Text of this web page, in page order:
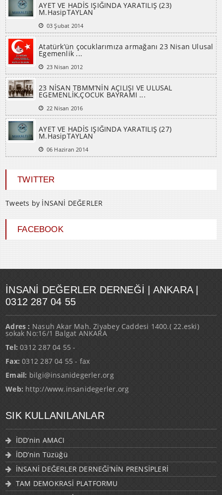
AYET VE HADİS IŞIĞINDA YARATILIŞ (23)
M.HasipTAYLAN
03 Şubat 2014
Atatürk’ün çocuklarımıza armağanı 23 Nisan Ulusal
Egemenlik ...
23 Nisan 2012
23 NİSAN TBMM’NİN AÇILIŞI VE ULUSAL
EGEMENLİK,ÇOCUK BAYRAMI ...
22 Nisan 2016
AYET VE HADİS IŞIĞINDA YARATILIŞ (27)
M.HasipTAYLAN
06 Haziran 2014
TWITTER
Tweets by İNSANİ DEĞERLER
FACEBOOK
İNSANI DEĞERLER DERNEĞI | ANKARA |
0312 287 04 55
Adres : Nasuh Akar Mah. Ziyabey Caddesi 1400.( 22.eski)
sokak No:16/1 Balgat ANKARA
Tel: 0312 287 04 55 -
Fax: 0312 287 04 55 - fax
Email: bilgi@insanidegerler.org
Web: http://www.insanidegerler.org
SIK KULLANILANLAR
İDD’nin AMACI
İDD’nin Tüzüğü
İNSANİ DEĞERLER DERNEĞİ’NİN PRENSİPLERİ
TAM DEMOKRASİ PLATFORMU